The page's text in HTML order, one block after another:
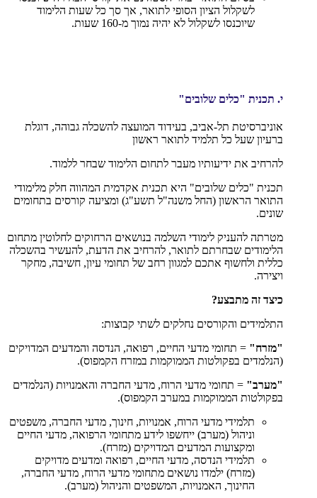
לשקלול הציון הסופי לתואר, אך סך כל שעות הלימוד
שיוכנסו לשקלול לא יהיה נמוך מ-160 שעות.
י. תכנית "כלים שלובים"
אוניברסיטת תל-אביב, בעידוד המועצה להשכלה גבוהה, דוגלת
ברעיון שעל כל תלמיד לתואר ראשון
להרחיב את ידיעותיו מעבר לתחום הלימוד שבחר ללמוד.
תכנית "כלים שלובים" היא תכנית אקדמית המהווה חלק מלימודי
התואר הראשון (החל משנה"ל תשע"ג) ומציעה קורסים בתחומים
שונים.
מטרתה להעניק לימודי השלמה בנושאים הרחוקים לחלוטין מתחום
הלימודים שבחרתם לתואר, להרחיב את הדעת, להעשיר בהשכלה
כללית ולחשוף אתכם למגוון רחב של תחומי עיון, חשיבה, מחקר
ויצירה.
כיצד זה מתבצע?
התלמידים והקורסים נחלקים לשתי קבוצות:
"מזרח" = תחומי מדעי החיים, רפואה, הנדסה והמדעים המדויקים
(הנלמדים בפקולטות הממוקמות במזרח הקמפוס).
"מערב" = תחומי מדעי הרוח, מדעי החברה והאמנויות (הנלמדים
בפקולטות הממוקמות במערב הקמפוס).
תלמידי מדעי הרוח, אמנויות, חינוך, מדעי החברה, משפטים
וניהול (מערב) ייחשפו לידע מתחומי הרפואה, מדעי החיים
ומקצועות המדעים המדויקים (מזרח).
תלמידי הנדסה, מדעי החיים, רפואה ומדעים מדויקים
(מזרח) ילמדו נושאים מתחומי מדעי הרוח, מדעי החברה,
החינוך, האמנויות, המשפטים והניהול (מערב).